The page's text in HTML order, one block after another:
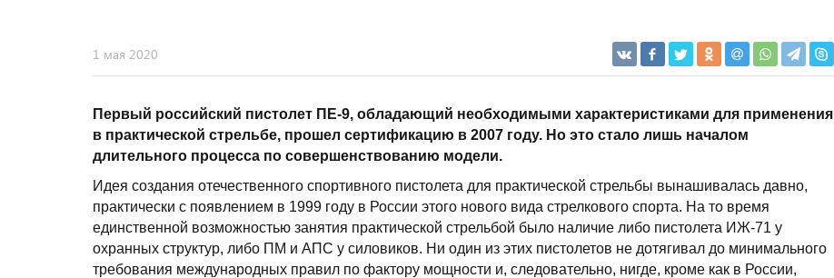
1 мая 2020
Первый российский пистолет ПЕ-9, обладающий необходимыми характеристиками для применения
в практической стрельбе, прошел сертификацию в 2007 году. Но это стало лишь началом
длительного процесса по совершенствованию модели.
Идея создания отечественного спортивного пистолета для практической стрельбы вынашивалась давно,
практически с появлением в 1999 году в России этого нового вида стрелкового спорта. На то время
единственной возможностью занятия практической стрельбой было наличие либо пистолета ИЖ-71 у
охранных структур, либо ПМ и АПС у силовиков. Ни один из этих пистолетов не дотягивал до минимального
требования международных правил по фактору мощности и, следовательно, нигде, кроме как в России,